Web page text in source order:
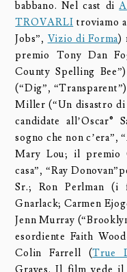
babbano. Nel cast di
TROVARLI troviamo
Jobs”, Vizio di Forma)
premio Tony Dan
County Spelling
(“Dig”,
Miller (“Un disastro di
candidate all’Oscar®
sogno che non
Mary Lou; il premio
casa”, “Ray
Sr.; Ron Perlman
Gnarlack; Carmen
Jenn Murray
esordiente Faith
Colin Farrell (True
Graves. Il film vede il